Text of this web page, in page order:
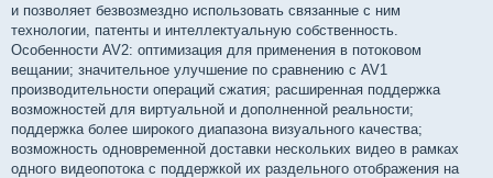
и позволяет безвозмездно использовать связанные с ним
технологии, патенты и интеллектуальную собственность.
Особенности AV2: оптимизация для применения в потоковом
вещании; значительное улучшение по сравнению с AV1
производительности операций сжатия; расширенная поддержка
возможностей для виртуальной и дополненной реальности;
поддержка более широкого диапазона визуального качества;
возможность одновременной доставки нескольких видео в рамках
одного видеопотока с поддержкой их раздельного отображения на